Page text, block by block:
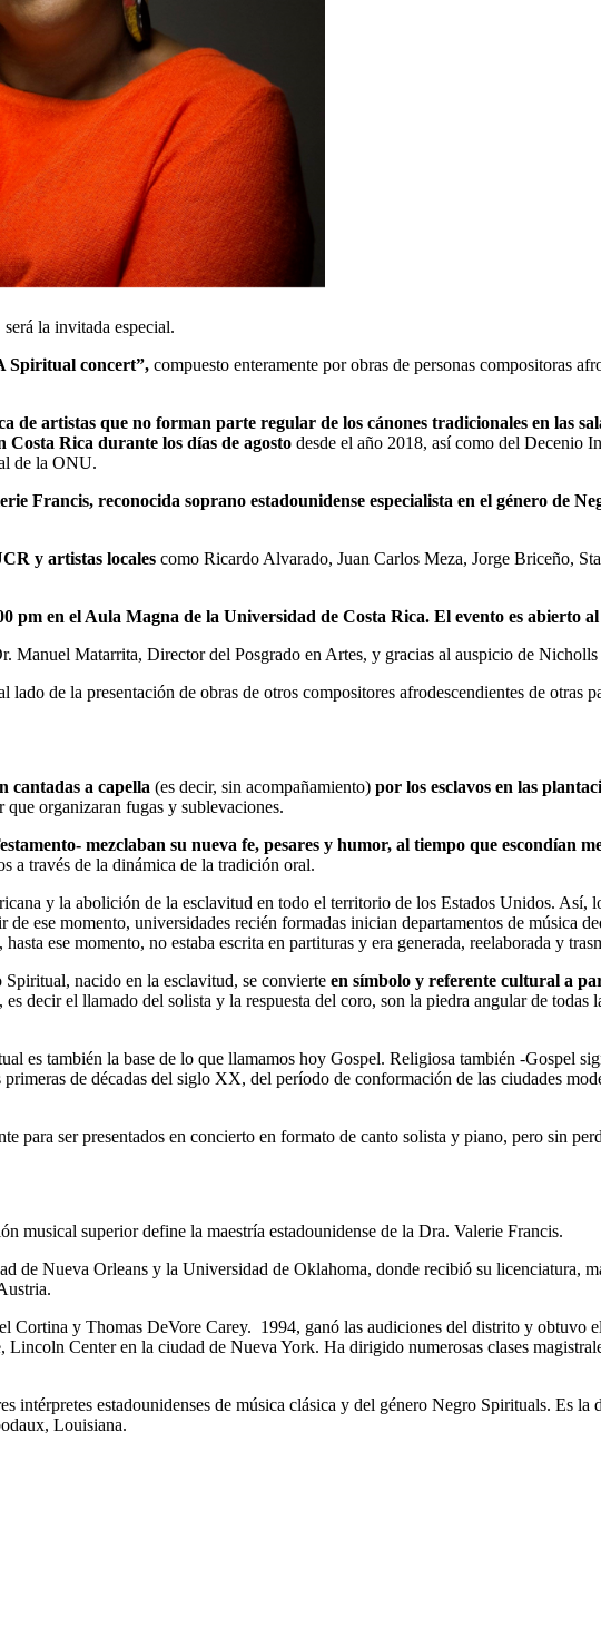
la invitada especial.
Spiritual concert”, compuesto enteramente por obras de personas compositoras
de artistas que no forman parte regular de los cánones tradicionales en las
Costa Rica durante los días de agosto desde el año 2018, así como del Decenio
de la ONU.
Francis, reconocida soprano estadounidense especialista en el género de
y artistas locales como Ricardo Alvarado, Juan Carlos Meza, Jorge Briceño,
pm en el Aula Magna de la Universidad de Costa Rica. El evento es abierto
Manuel Matarrita, Director del Posgrado en Artes, y gracias al auspicio de
de la presentación de obras de otros compositores afrodescendientes de otras
cantadas a capella (es decir, sin acompañamiento) por los esclavos en las
que organizaran fugas y sublevaciones.
mezclaban su nueva fe, pesares y humor, al tiempo que escondían
a través de la dinámica de la tradición oral.
y la abolición de la esclavitud en todo el territorio de los Estados Unidos. Así,
ese momento, universidades recién formadas inician departamentos de música
ese momento, no estaba escrita en partituras y era generada, reelaborada y
nacido en la esclavitud, se convierte en símbolo y referente cultural a
, es decir el llamado del solista y la respuesta del coro, son la piedra angular de
es también la base de lo que llamamos hoy Gospel. Religiosa también -Gospel
de décadas del siglo XX, del período de conformación de las ciudades
para ser presentados en concierto en formato de canto solista y piano, pero sin
musical superior define la maestría estadounidense de la Dra. Valerie Francis.
de Nueva Orleans y la Universidad de Oklahoma, donde recibió su licenciatura,
Cortina y Thomas DeVore Carey. 1994, ganó las audiciones del distrito y obtuvo
Center en la ciudad de Nueva York. Ha dirigido numerosas clases
intérpretes estadounidenses de música clásica y del género Negro Spirituals. Es
Louisiana.